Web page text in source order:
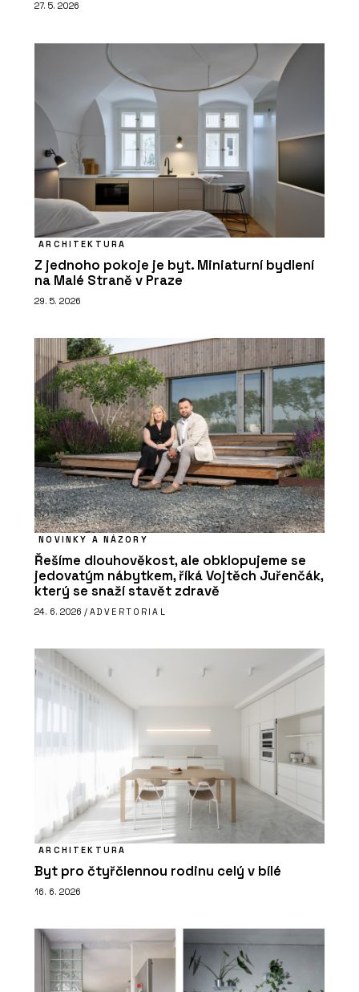
27. 5. 2026
ARCHITEKTURA
Z jednoho pokoje je byt. Miniaturní bydlení
na Malé Straně v Praze
29. 5. 2026
NOVINKY A NÁZORY
Řešíme dlouhověkost, ale obklopujeme se
jedovatým nábytkem, říká Vojtěch Juřenčák,
který se snaží stavět zdravě
24. 6. 2026 / ADVERTORIAL
ARCHITEKTURA
Byt pro čtyřčlennou rodinu celý v bílé
16. 6. 2026